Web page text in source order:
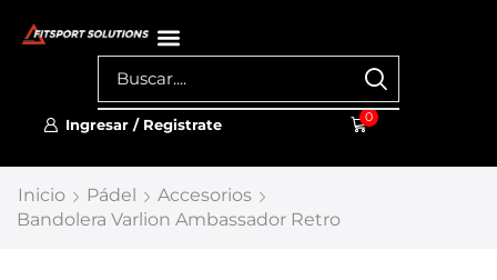
Ingresar / Registrate 0
Inicio Pádel
Accesorios
Bandolera Varlion Ambassador Retro